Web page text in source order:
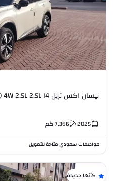
نيسان اكس تريل SL (top) 4W 2.5L 2.5L I4
2025
7,366كم
مواصفات سعودي•متاحة للتمويل
كأنها جديدة